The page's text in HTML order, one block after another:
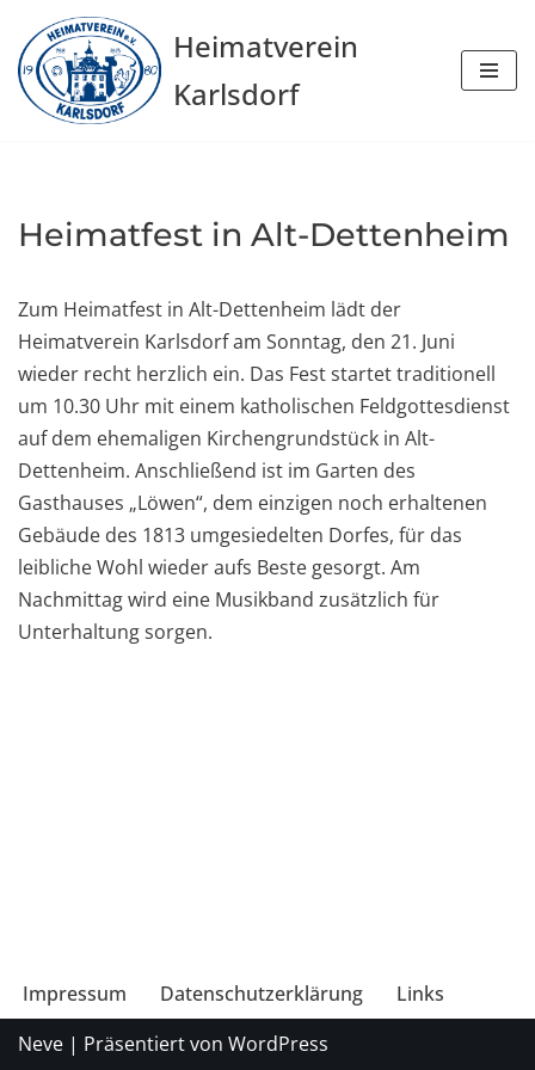
Zum
Inhalt
springen
Heimatverein
Karlsdorf
Heimatfest in Alt-Dettenheim
Zum Heimatfest in Alt-Dettenheim lädt der
Heimatverein Karlsdorf am Sonntag, den 21. Juni
wieder recht herzlich ein. Das Fest startet traditionell
um 10.30 Uhr mit einem katholischen Feldgottesdienst
auf dem ehemaligen Kirchengrundstück in Alt-
Dettenheim. Anschließend ist im Garten des
Gasthauses „Löwen“, dem einzigen noch erhaltenen
Gebäude des 1813 umgesiedelten Dorfes, für das
leibliche Wohl wieder aufs Beste gesorgt. Am
Nachmittag wird eine Musikband zusätzlich für
Unterhaltung sorgen.
Impressum Datenschutzerklärung
Links
Neve | Präsentiert von WordPress